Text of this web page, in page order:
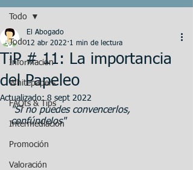
Todo
Información
Whitepapers
FAQts & Tips
Intermediación
Promoción
Valoración
Todo
TiP # 11: La importancia
del Papeleo
El Abogado
12 abr 2022 1 min de lectura
Actualizado:8 sept 2022
"Si no puedes convencerlos,
confúndelos"